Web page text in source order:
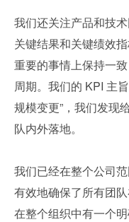
我们还关注产品和技
关键结果和关键绩效
重要的事情上保持一
周期。我们的 KPI 主
规模变更”，我们发现
队内外落地。
我们已经在整个公司
有效地确保了所有团
在整个组织中有一个